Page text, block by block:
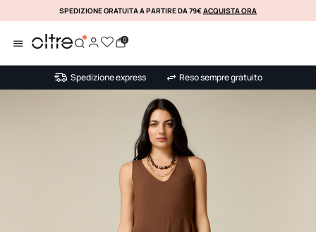
KLARNA
SPEDIZIONE GRATUITA A PARTIRE DA 79€ACQUISTA ORA
0
Spedizione express Reso sempre gratuito